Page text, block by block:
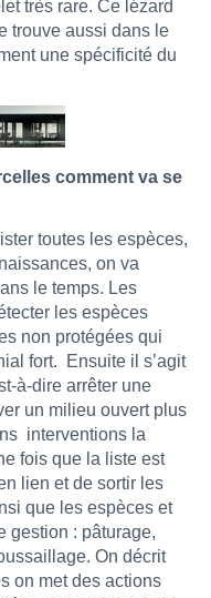
très rare. Ce lézard
trouve aussi dans le
une spécificité du
comment va se
toutes les espèces,
on va
le temps. Les
les espèces
non protégées qui
fort.
Ensuite il s’agit
à-dire arrêter une
un milieu ouvert plus
interventions la
fois que la liste est
lien et de sortir les
que les espèces et
gestion : pâturage,
On décrit
on met des actions